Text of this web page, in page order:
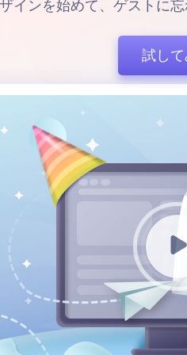
インを始めて、ゲストに
試し